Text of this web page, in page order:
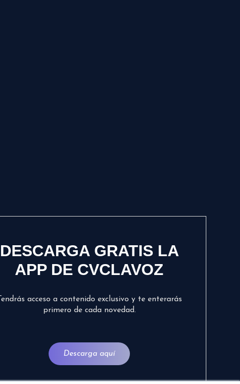
DESCARGA GRATIS LA
APP DE CVCLAVOZ
Tendrás acceso a contenido exclusivo y te enterarás
primero de cada novedad.
Descarga aquí